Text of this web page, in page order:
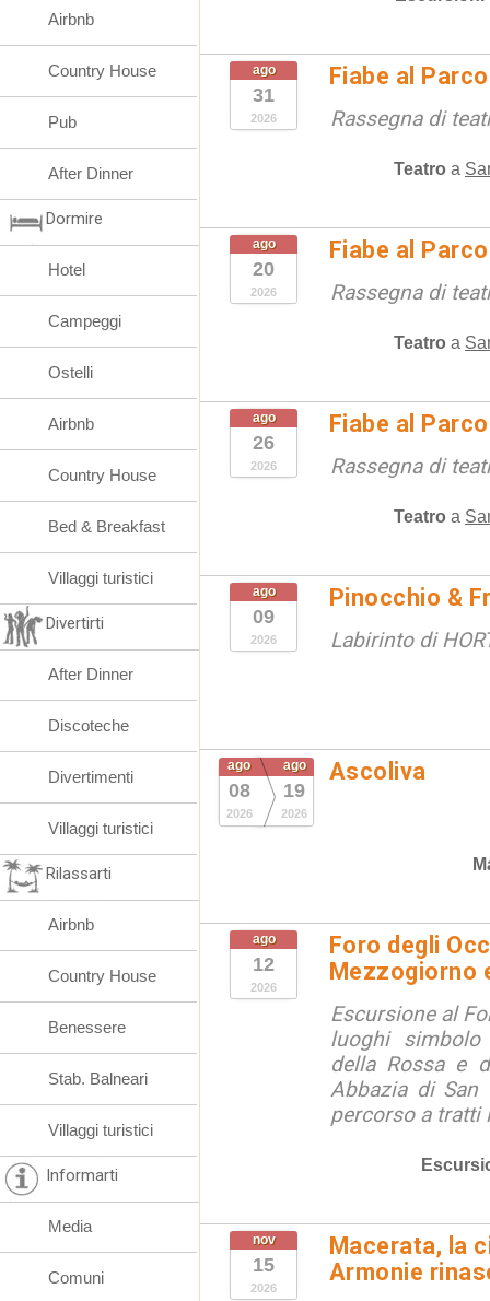
ago
31
2026
Fiabe al
Rassegna di
Teatro a
ago
20
2026
Fiabe al
Rassegna di
Teatro a
ago
26
2026
Fiabe al
Rassegna di
Teatro a
ago
09
2026
Pinocchio &
Labirinto di
ago
08
2026
ago
19
2026
Ascoliva
ago
12
2026
Foro degli
Mezzogiorno
Escursione al
luoghi
della Rossa e
Abbazia di San
percorso a tratti
nov
15
2026
Macerata, la
Armonie
Airbnb
Country House
Pub
After Dinner
Dormire
Hotel
Campeggi
Ostelli
Airbnb
Country House
Bed & Breakfast
Villaggi turistici
Divertirti
After Dinner
Discoteche
Divertimenti
Villaggi turistici
Rilassarti
Airbnb
Country House
Benessere
Stab. Balneari
Villaggi turistici
Informarti
Media
Comuni